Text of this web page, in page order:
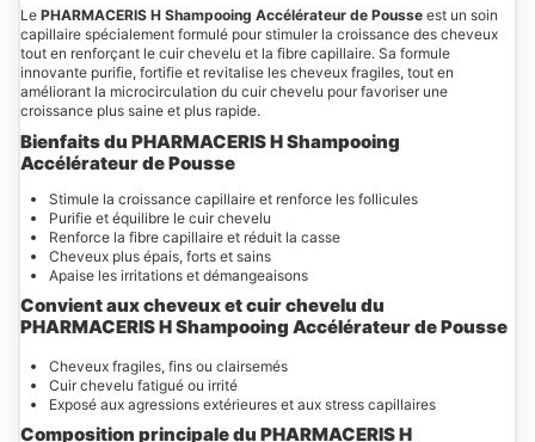
Le PHARMACERIS H Shampooing Accélérateur de Pousse est un soin
capillaire spécialement formulé pour stimuler la croissance des cheveux
tout en renforçant le cuir chevelu et la fibre capillaire. Sa formule
innovante purifie, fortifie et revitalise les cheveux fragiles, tout en
améliorant la microcirculation du cuir chevelu pour favoriser une
croissance plus saine et plus rapide.
Bienfaits du PHARMACERIS H Shampooing
Accélérateur de Pousse
Stimule la croissance capillaire et renforce les follicules
Purifie et équilibre le cuir chevelu
Renforce la fibre capillaire et réduit la casse
Cheveux plus épais, forts et sains
Apaise les irritations et démangeaisons
Convient aux cheveux et cuir chevelu du
PHARMACERIS H Shampooing Accélérateur de Pousse
Cheveux fragiles, fins ou clairsemés
Cuir chevelu fatigué ou irrité
Exposé aux agressions extérieures et aux stress capillaires
Composition principaledu PHARMACERIS H